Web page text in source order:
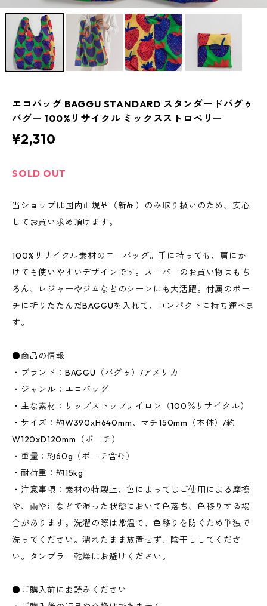
エコバッグ BAGGU STANDARD スタンダードバグゥ
バグー 100%リサイクル ミックスストロベリー
¥2,310
SOLD OUT
当ショップは国内正規品（新品）のみ取り扱いのため、安心
してお買い求め頂けます。
100%リサイクル素材のエコバッグ。手に持っても、肩にか
けても使いやすいデザインです。スーパーのお買い物はもち
ろん、レジャーやジムなどのシーンにも大活躍。付属のポー
チに折りたたんだBAGGUを入れて、コンパクトに持ち運べま
す。
●商品の情報
・ブランド：BAGGU（バグゥ）/アメリカ
・ジャンル：エコバッグ
・主な素材：リップストップナイロン（100％リサイクル）
・サイズ：約W390xH640mm、マチ150mm（本体）/約
W120xD120mm（ポーチ）
・重量：約60g（ポーチ含む）
・耐荷重：約15kg
・注意事項：素材の特製上、色によってはご使用による摩擦
や、雨や汗などで湿った状態において色落ち、色移りする場
合があります。洗濯の際は常温で、色移りを防ぐため単独で
洗ってください。濡れたまま放置せず、陰干ししてくださ
い。タンブラー乾燥はお避けください。
●ご購入前にお読みください